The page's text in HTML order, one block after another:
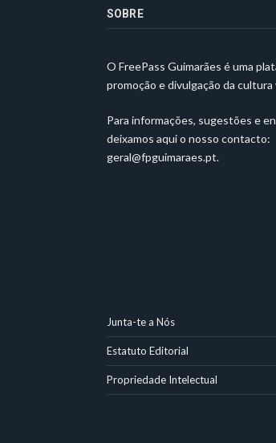
SOBRE
O FreePass Guimarães é uma
promoção e divulgação da cultura
Para informações, sugestões e
deixamos aqui o nosso contacto:
geral@fpguimaraes.pt.
Junta-te a Nós
Estatuto Editorial
Propriedade Intelectual